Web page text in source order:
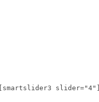
[smartslider3 slider="4"]